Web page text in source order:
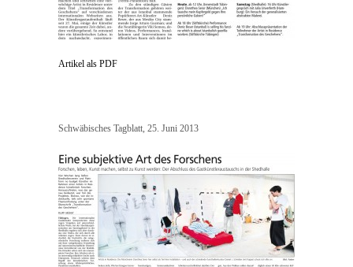
Artikel als PDF
Schwäbisches Tagblatt, 25. Juni 2013